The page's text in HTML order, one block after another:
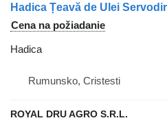
Cena na požiadanie
Hadica
Rumunsko, Cristesti
ROYAL DRU AGRO S.R.L.